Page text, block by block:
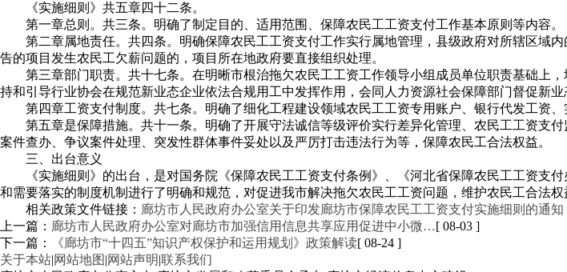
《实施细则》共五章四十二条。
第一章总则。共三条。明确了制定目的、适用范围、保障农民工工资支付工作基本原则等内容。
第二章属地责任。共四条。明确保障农民工工资支付工作实行属地管理，县级政府对所辖区域
告的项目发生农民工欠薪问题的，项目所在地政府要直接组织处理。
第三章部门职责。共十七条。在明晰市根治拖欠农民工工资工作领导小组成员单位职责基础上
持和引导行业协会在规范新业态企业依法合规用工中发挥作用，会同人力资源社会保障部门督促新
第四章工资支付制度。共七条。明确了细化工程建设领域农民工工资专用账户、银行代发工资
第五章是保障措施。共十一条。明确了开展守法诚信等级评价实行差异化管理、农民工工资支
案件查办、争议案件处理、突发性群体事件妥处以及严厉打击违法行为等，保障农民工合法权益。
三、出台意义
《实施细则》的出台，是对国务院《保障农民工工资支付条例》、《河北省保障农民工工资
和需要落实的制度机制进行了明确和规范，对促进我市解决拖欠农民工工资问题，维护农民工合法权
相关政策文件链接： 廊坊市人民政府办公室关于印发廊坊市保障农民工工资支付实施细则的通知
上一篇： 廊坊市人民政府办公室对廊坊市加强信用信息共享应用促进中小微…[ 08-03 ]
下一篇：
《廊坊市“十四五”知识产权保护和运用规划》政策解读[ 08-24 ]
关于本站|网站地图 |网站声明|联系我们